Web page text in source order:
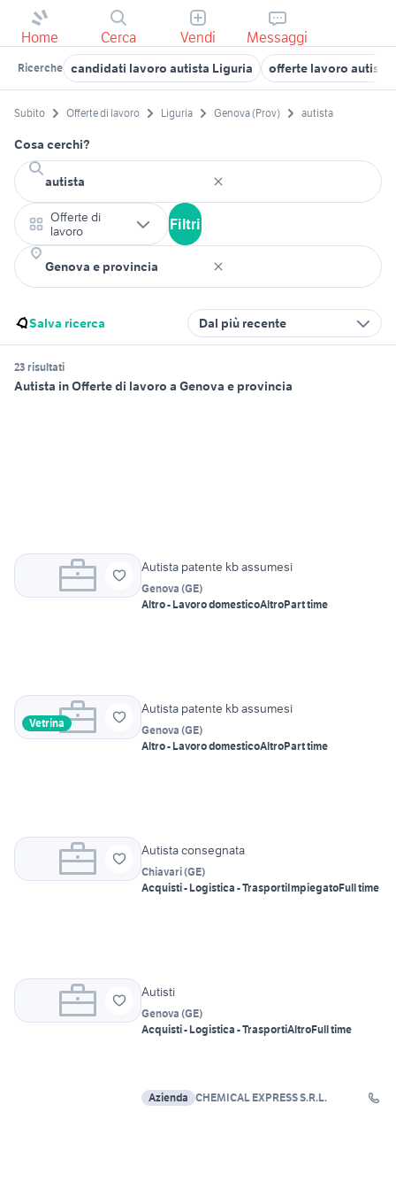
Home Cerca Vendi Messaggi
Ricerche candidati lavoro autista Liguria offerte lavoro autista
Subito Offerte di lavoro Liguria Genova (Prov) autista
Cosa cerchi?
Offerte di
lavoro
Filtri
Salva ricerca Dal più recente
23 risultati
Autista in Offerte di lavoro a Genova e provincia
Autista patente kb assumesi
Genova (GE)
Altro - Lavoro domesticoAltroPart time
Vetrina
Autista patente kb assumesi
Genova (GE)
Altro - Lavoro domesticoAltroPart time
Autista consegnata
Chiavari(GE)
Acquisti - Logistica - TrasportiImpiegatoFull time
Autisti
Genova (GE)
Acquisti - Logistica - TrasportiAltroFull time
Azienda CHEMICAL EXPRESS S.R.L.